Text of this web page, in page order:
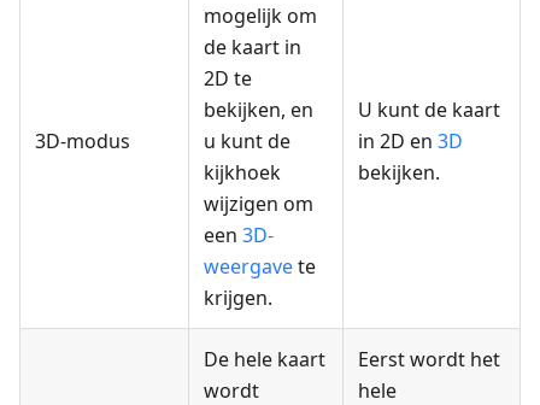
3D-modus
mogelijk om
de kaart in
2D te
bekijken, en
u kunt de
kijkhoek
wijzigen om
een 3D-
weergavete
krijgen.
U kunt de kaart
in 2D en 3D
bekijken.
De hele kaart
wordt
Eerst wordt het
hele